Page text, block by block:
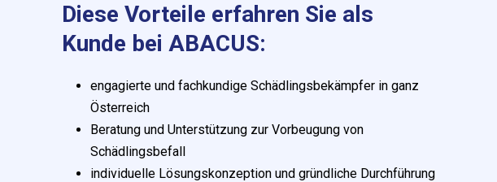
Diese Vorteile erfahren Sie als
Kunde bei ABACUS:
engagierte und fachkundige Schädlingsbekämpfer in ganz
Österreich
Beratung und Unterstützung zur Vorbeugung von
Schädlingsbefall
individuelle Lösungskonzeption und gründliche Durchführung